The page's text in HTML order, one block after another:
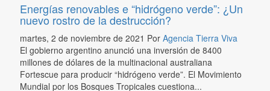
Energías renovables e “hidrógeno verde”: ¿Un
nuevo rostro de la destrucción?
martes, 2 de noviembre de 2021 Por Agencia Tierra Viva
El gobierno argentino anunció una inversión de 8400
millones de dólares de la multinacional australiana
Fortescue para producir “hidrógeno verde”. El Movimiento
Mundial por los Bosques Tropicales cuestiona...